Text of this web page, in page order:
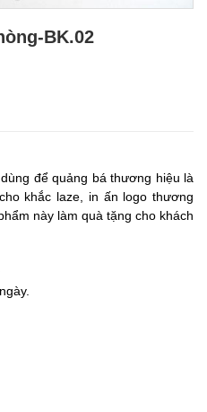
BK.02
để quảng bá thương hiệu là
khắc laze, in ấn logo thương
này làm quà tặng cho khách